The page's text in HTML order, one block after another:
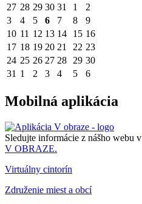
27 28 29 30 31 1
2
3
4 5 6 7 8
9
10 11 12 13 14 15 16
17 18 19 20 21 22 23
24 25 26 27 28 29 30
31 1 2 3 4 5 6
Mobilná aplikácia
Sledujte informácie z nášho webu v
V OBRAZE.
Virtuálny cintorín
Združenie miest a obcí